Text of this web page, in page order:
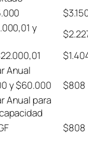
y
Anual
y $60.000
$808
Anual para
$808